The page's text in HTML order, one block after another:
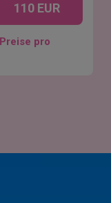
110 EUR
pro